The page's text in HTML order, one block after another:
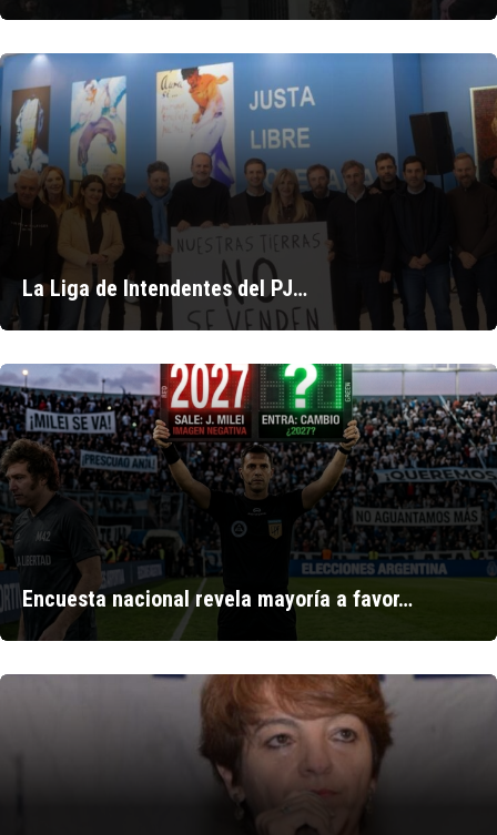
La Liga de Intendentes del PJ…
Encuesta nacional revela mayoría a favor…